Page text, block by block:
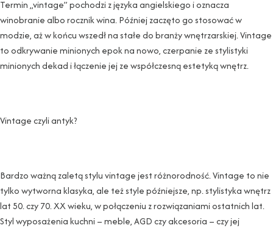
Termin „vintage” pochodzi z języka angielskiego i oznacza
winobranie albo rocznik wina. Później zaczęto go stosować w
modzie, aż w końcu wszedł na stałe do branży wnętrzarskiej. Vintage
to odkrywanie minionych epok na nowo, czerpanie ze stylistyki
minionych dekad i łączenie jej ze współczesną estetyką wnętrz.
Vintage czyli antyk?
Bardzo ważną zaletą stylu vintage jest różnorodność. Vintage to nie
tylko wytworna klasyka, ale też style późniejsze, np. stylistyka wnętrz
lat 50. czy 70. XX wieku, w połączeniu z rozwiązaniami ostatnich lat.
Styl wyposażenia kuchni – meble, AGD czy akcesoria – czy jej